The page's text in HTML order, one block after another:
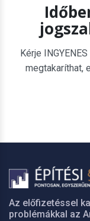
Kérje
megtakaríthat,
Az előfizetéssel
problémákkal az